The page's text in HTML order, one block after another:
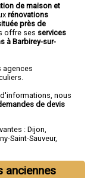
de maison et
rénovations
près de
offre ses services
à Barbirey-sur-
agences
nous
de devis
: Dijon,
Saint-Sauveur,
anciennes